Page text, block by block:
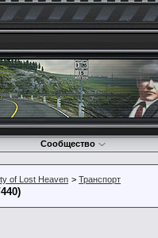
Сообщество
of Lost Heaven > Транспорт